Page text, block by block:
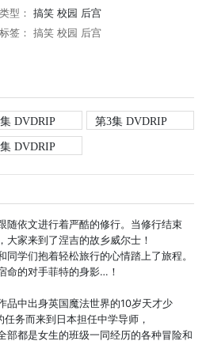
类型：搞笑 校园 后宫
标签：搞笑 校园 后宫
DVDRIP
第3集 DVDRIP
DVDRIP
随依文进行着严酷的修行。当修行结束
大家来到了涅吉的故乡威尔士！
学们抱着轻松旅行的心情踏上了旅程。
命的对手菲特的身影…！
品中出身英国魔法世界的10岁天才少
务而来到日本担任中学导师，
部都是女生的班级一同经历的各种冒险和